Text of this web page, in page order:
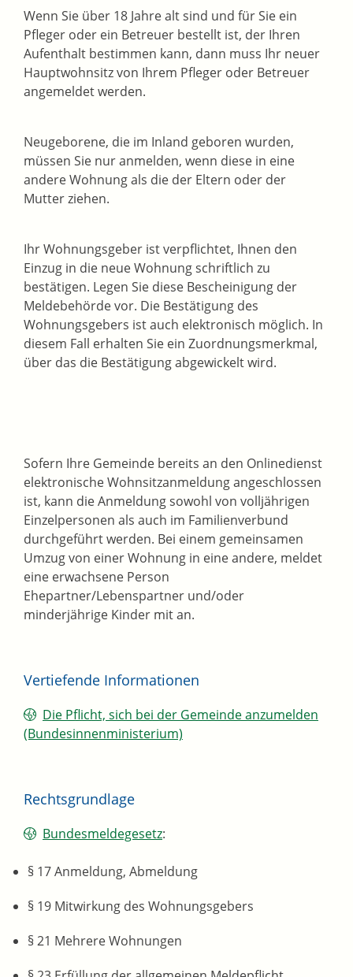
Wenn Sie über 18 Jahre alt sind und für Sie ein
Pfleger oder ein Betreuer bestellt ist, der Ihren
Aufenthalt bestimmen kann, dann muss Ihr neuer
Hauptwohnsitz von Ihrem Pfleger oder Betreuer
angemeldet werden.
Neugeborene, die im Inland geboren wurden,
müssen Sie nur anmelden, wenn diese in eine
andere Wohnung als die der Eltern oder der
Mutter ziehen.
Ihr Wohnungsgeber ist verpflichtet, Ihnen den
Einzug in die neue Wohnung schriftlich zu
bestätigen. Legen Sie diese Bescheinigung der
Meldebehörde vor. Die Bestätigung des
Wohnungsgebers ist auch elektronisch möglich. In
diesem Fall erhalten Sie ein Zuordnungsmerkmal,
über das die Bestätigung abgewickelt wird.
Sofern Ihre Gemeinde bereits an den Onlinedienst
elektronische Wohnsitzanmeldung angeschlossen
ist, kann die Anmeldungsowohl von volljährigen
Einzelpersonen als auch im Familienverbund
durchgeführt werden. Bei einem gemeinsamen
Umzug von einer Wohnung in eine andere, meldet
eine erwachsene Person
Ehepartner/Lebenspartner und/oder
minderjährige Kinder mit an.
Vertiefende Informationen
Die Pflicht, sich bei der Gemeinde anzumelden
(Bundesinnenministerium)
Rechtsgrundlage
Bundesmeldegesetz:
§ 17 Anmeldung, Abmeldung
§ 19 Mitwirkung des Wohnungsgebers
§ 21 Mehrere Wohnungen